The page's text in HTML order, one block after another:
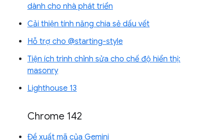
dành cho nhà phát triển
Cải thiện tính năng chia sẻ dấu vết
Hỗ trợ cho @starting-style
Tiện ích trình chỉnh sửa cho chế độ hiển thị:
masonry
Lighthouse 13
Chrome 142
Đề xuất mã của Gemini